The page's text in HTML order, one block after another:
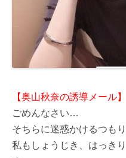
【奥山秋奈の誘導メール】
ごめんなさい…
そちらに迷惑かけるつも
私もしょうじき、はっき